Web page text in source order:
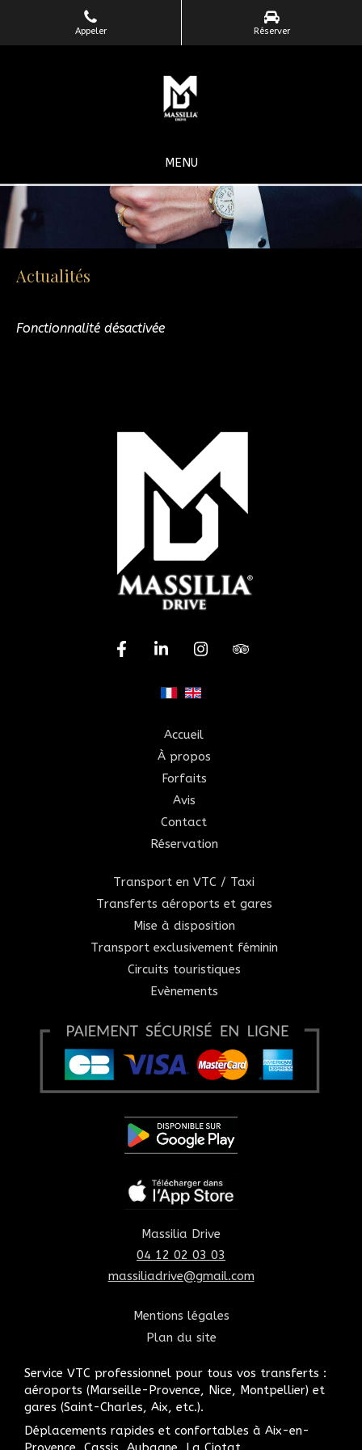
Appeler Réserver
MENU
Actualités
Fonctionnalité désactivée
Accueil
À propos
Forfaits
Avis
Contact
Réservation
Transport en VTC / Taxi
Transferts aéroports et gares
Mise à disposition
Transport exclusivement féminin
Circuits touristiques
Evènements
Massilia Drive
04 12 02 03 03
massiliadrive@gmail.com
Mentions légales
Plan du site
Service VTC professionnel pour tous vos transferts :
aéroports (Marseille-Provence, Nice, Montpellier) et
gares (Saint-Charles, Aix, etc.).
Déplacements rapides et confortables à Aix-en-